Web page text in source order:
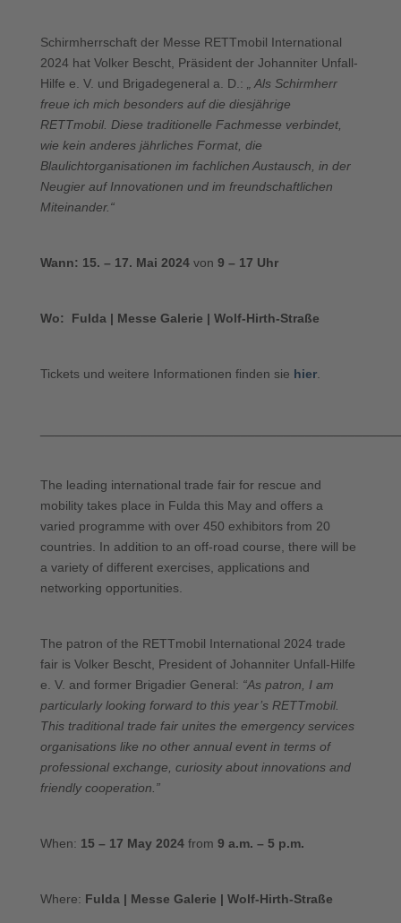
Schirmherrschaft der Messe RETTmobil International
2024 hat Volker Bescht, Präsident der Johanniter Unfall-
Hilfe e. V. und Brigadegeneral a. D.:
„ Als Schirmherr
freue ich mich besonders auf die diesjährige
RETTmobil. Diese traditionelle Fachmesse verbindet,
wie kein anderes jährliches Format, die
Blaulichtorganisationen im fachlichen Austausch, in der
Neugier auf Innovationen und im freundschaftlichen
Miteinander.“
Wann: 15. – 17. Mai 2024 von 9 – 17 Uhr
Wo: Fulda | Messe Galerie | Wolf-Hirth-Straße
Tickets und weitere Informationen finden sie hier.
The leading international trade fair for rescue and
mobility takes place in Fulda this May and offers a
varied programme with over 450 exhibitors from 20
countries. In addition to an off-road course, there will be
a variety of different exercises, applications and
networking opportunities.
The patron of the RETTmobil International 2024 trade
fair is Volker Bescht, President of Johanniter Unfall-Hilfe
e. V. and former Brigadier General: “As patron, I am
particularly looking forward to this year’s RETTmobil.
This traditional trade fair unites the emergency services
organisations like no other annual event in terms of
professional exchange, curiosity about innovations and
friendly cooperation.”
When: 15 – 17 May 2024from 9 a.m. – 5 p.m.
Where: Fulda | Messe Galerie | Wolf-Hirth-Straße